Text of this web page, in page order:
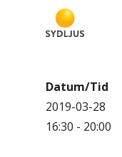
Datum/Tid
2019-03-28
16:30 - 20:00